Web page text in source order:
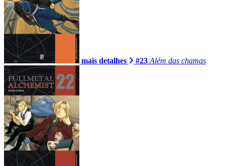
mais detalhes #23 Além das chamas